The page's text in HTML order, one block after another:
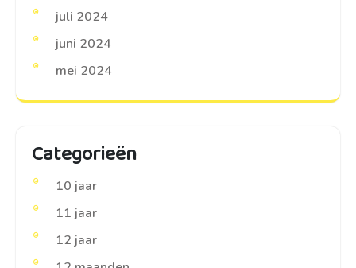
juli 2024
juni 2024
mei 2024
Categorieën
10 jaar
11 jaar
12 jaar